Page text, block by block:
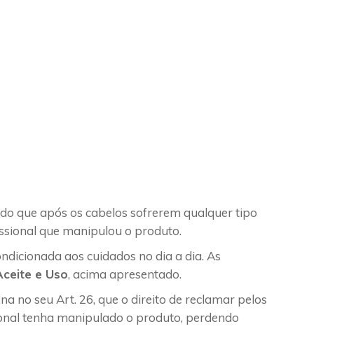
que após os cabelos sofrerem qualquer tipo
que manipulou o produto.
aos cuidados no dia a dia. As
e Uso, acima apresentado.
no seu Art. 26, que o direito de reclamar pelos
tenha manipulado o produto, perdendo